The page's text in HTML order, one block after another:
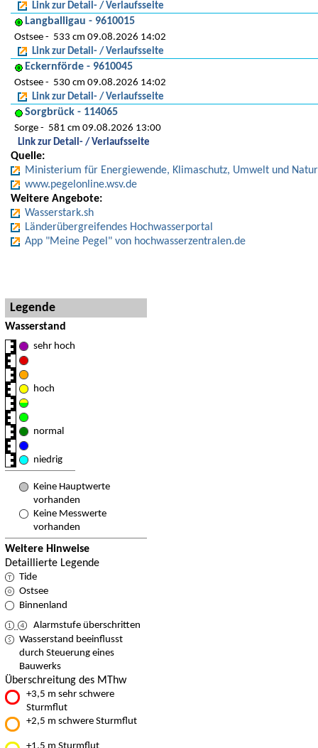
Link zur Detail- / Verlaufsseite
Langballigau - 9610015
Ostsee
533 cm 09.08.2026 14:02
Link zur Detail- / Verlaufsseite
Eckernförde - 9610045
Ostsee
530 cm 09.08.2026 14:02
Link zur Detail- / Verlaufsseite
Sorgbrück - 114065
Sorge
581 cm 09.08.2026 13:00
Link zur Detail- / Verlaufsseite
Quelle:
Ministerium für Energiewende, Klimaschutz, Umwelt und Natur
www.pegelonline.wsv.de
Weitere Angebote:
Wasserstark.sh
Länderübergreifendes Hochwasserportal
App "Meine Pegel" von hochwasserzentralen.de
Legende
Wasserstand
sehr hoch
hoch
normal
niedrig
Keine Hauptwerte
vorhanden
Keine Messwerte
vorhanden
Weitere Hinweise
Detaillierte Legende
Tide
Ostsee
Binnenland
Alarmstufe überschritten
Wasserstand beeinflusst
durch Steuerung eines
Bauwerks
Überschreitung des MThw
+3,5 m sehr schwere
Sturmflut
+2,5 m schwere Sturmflut